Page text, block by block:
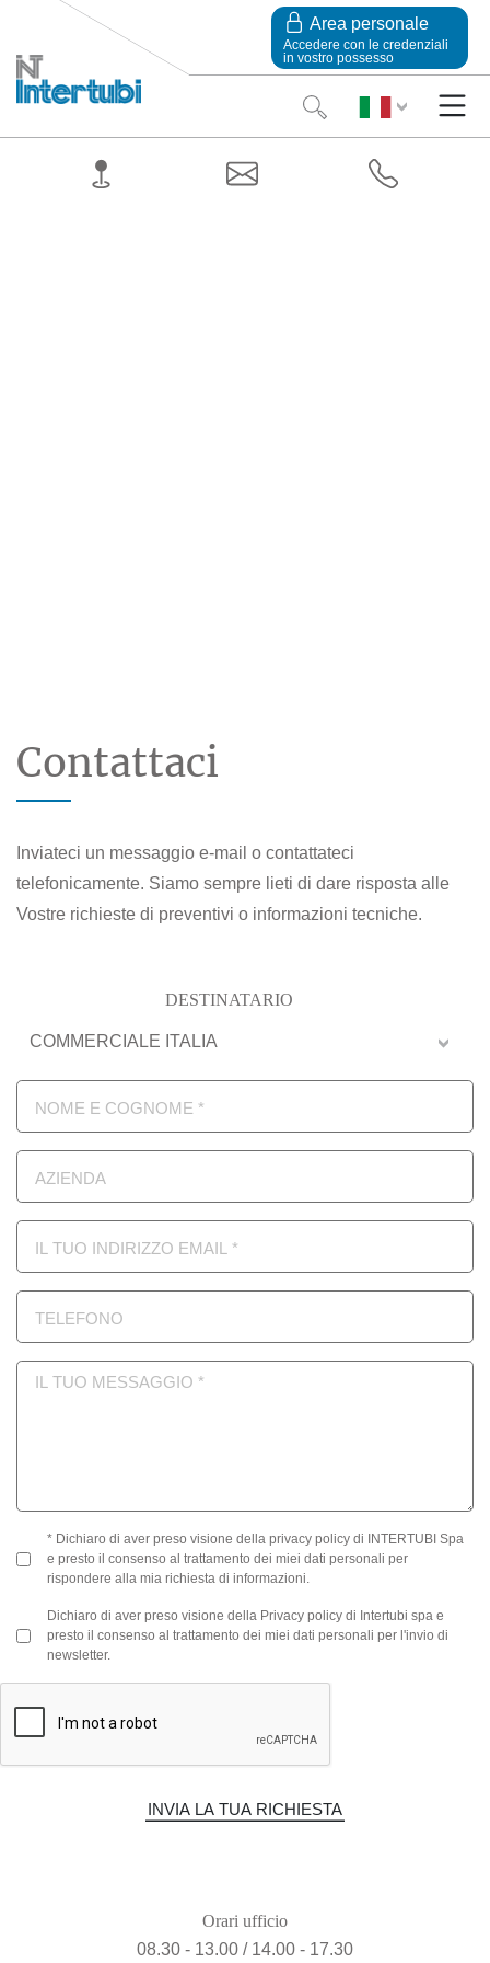
Area personale
Accedere con le credenziali
in vostro possesso
Contattaci
Inviateci un messaggio e-mail o contattateci
telefonicamente. Siamo sempre lieti di dare risposta alle
Vostre richieste di preventivi o informazioni tecniche.
DESTINATARIO
* Dichiaro di aver preso visione della privacy policy di INTERTUBI Spa
e presto il consenso al trattamento dei miei dati personali per
rispondere alla mia richiesta di informazioni.
Dichiaro di aver preso visione della Privacy policy di Intertubi spa e
presto il consenso al trattamento dei miei dati personali per l'invio di
newsletter.
INVIA LA TUA RICHIESTA
Orari ufficio
08.30 - 13.00 / 14.00 - 17.30